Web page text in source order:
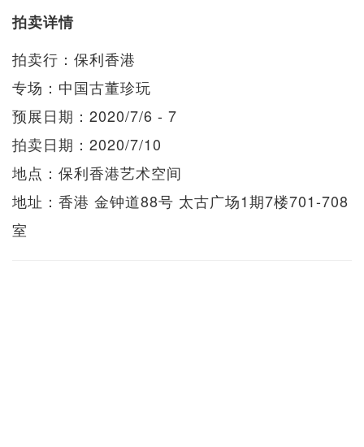
拍卖详情
拍卖行：保利香港
专场：中国古董珍玩
预展日期：2020/7/6 - 7
拍卖日期：2020/7/10
地点：保利香港艺术空间
地址：香港 金钟道88号 太古广场1期7楼701-708
室